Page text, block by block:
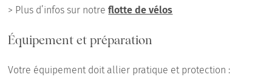
> Plus d’infos sur notreflotte de vélos
Équipement et préparation
Votre équipement doit allier pratique et protection :